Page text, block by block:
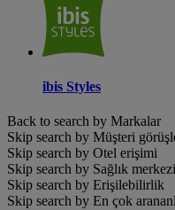
ibis Styles
Back to search by Markalar
Skip search by Müşteri
Skip search by Otel erişimi
Skip search by Sağlık merkezi
Skip search by Erişilebilirlik
Skip search by En çok